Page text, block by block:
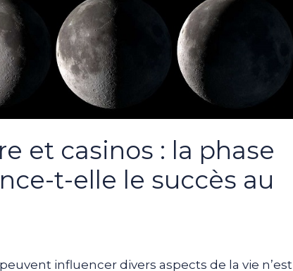
et casinos : la phase
t-elle le succès au
influencer divers aspects de la vie n’est